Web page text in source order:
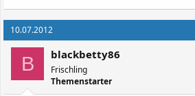
10.07.2012
B blackbetty86
Frischling
Themenstarter